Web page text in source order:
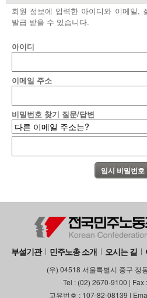
회원 정보에 입력한 아이디와 이메일,
발급 받을 수 있습니다.
아이디
이메일 주소
비밀번호 찾기 질문/답변
부설기관 민주노총 소개 오시는 길
(우) 04518 서울특별시 중구 정
Tel : (02) 2670-9100 |
고유번호 : 107-82-08139 |
부설기관